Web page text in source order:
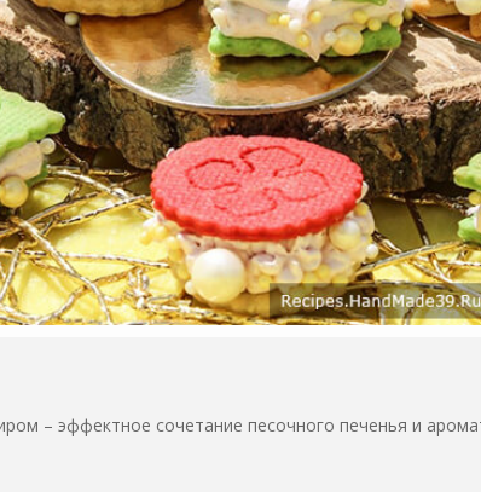
– эффектное сочетание песочного печенья и